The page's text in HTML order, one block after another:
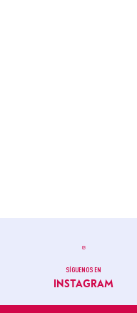
SÍGUENOS EN
INSTAGRAM